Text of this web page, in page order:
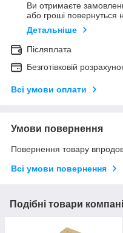
Ви отримаєте
або гроші повернуться
Детальніше
Післяплата
Безготівковій
Всі умови оплати
Умови повернення
Повернення товару
Всі умови повернення
Подібні товари